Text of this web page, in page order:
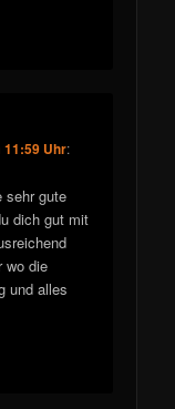
11:59 Uhr:
sehr gute
dich gut mit
wo die
und alles